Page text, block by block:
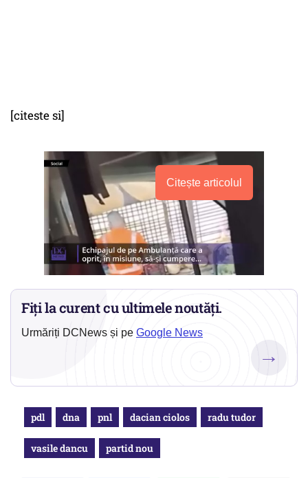
[citeste si]
Citește articolul
Fiți la curent cu ultimele noutăți.
Urmăriți DCNews și pe Google News
→
pdl dna pnl dacian ciolos radu tudor
vasile dancu partid nou